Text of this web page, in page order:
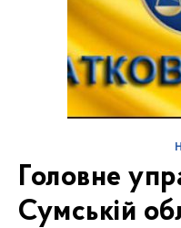
Головне
Сумській